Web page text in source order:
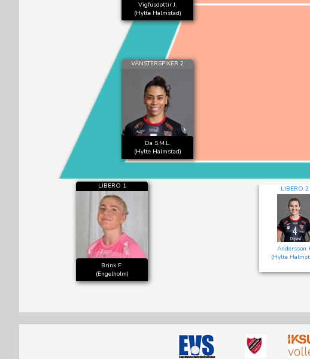
Vigfusdottir J.
(Hylte Halmstad)
VÄNSTERSPIKER 2
Da S.M.L.
(Hylte Halmstad)
LIBERO 1
Brink F.
(Engelholm)
LIBERO 2
Andersson
(Hylte